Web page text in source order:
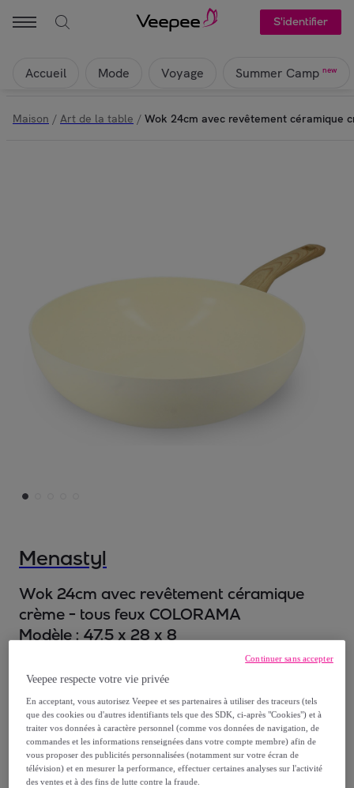
S'identifier
Accueil Mode Voyage Summer Camp new
Maison / Art de la table / Wok 24cm avec revêtement céramique
Menastyl
Wok 24cm avec revêtement céramique
crème - tous feux COLORAMA
Modèle : 47.5 x 28 x 8
27,96 €
34,95 €
-20%
Vendu parGROUPE LEBRUN
Menastyl - Wok 24cm avec revêtement céramique crème - tous
Veepee respecte votre vie privée
En acceptant, vous autorisez Veepee et ses partenaires à utiliser des traceurs (tels
que des cookies ou d'autres identifiants tels que des SDK, ci-après "Cookies") et à
traiter vos données à caractère personnel (comme vos données de navigation, de
commandes et les informations renseignées dans votre compte membre) afin de
vous proposer des publicités personnalisées (notamment sur votre écran de
télévision) et en mesurer la performance, effectuer certaines analyses sur l'activité
des ventes et à des fins de lutte contre la fraude.
Continuer sans accepter